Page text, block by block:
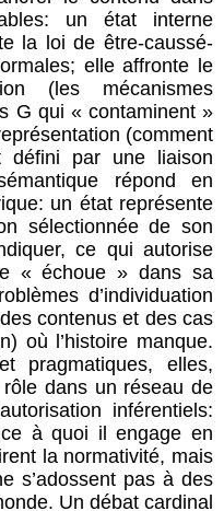
un état interne
la loi de être-caussé-
elle affronte le
(les mécanismes
G qui « contaminent »
(comment
par une liaison
répond en
un état représente
sélectionnée de son
ce qui autorise
« échoue » dans sa
d’individuation
contenus et des cas
où l’histoire manque.
pragmatiques, elles,
dans un réseau de
inférentiels:
ce à quoi il engage en
la normativité, mais
s’adossent pas à des
Un débat cardinal